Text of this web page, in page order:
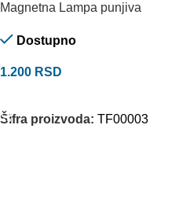
Magnetna Lampa punjiva
Dostupno
1.200 RSD
Šifra proizvoda: TF00003